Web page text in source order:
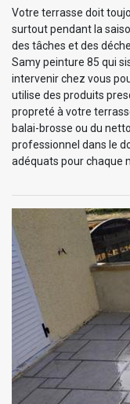
Votre terrasse doit
surtout pendant la
des tâches et des
Samy peinture 85 qui
intervenir chez vous
utilise des produits
propreté à votre
balai-brosse ou du
professionnel dans le
adéquats pour chaque